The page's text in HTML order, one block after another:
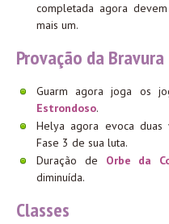
completada agora
mais um.
Provação da Bravura
Guarm agora joga os
Estrondoso.
Helya agora evoca duas
Fase 3 de sua luta.
Duração de Orbe da
diminuída.
Classes